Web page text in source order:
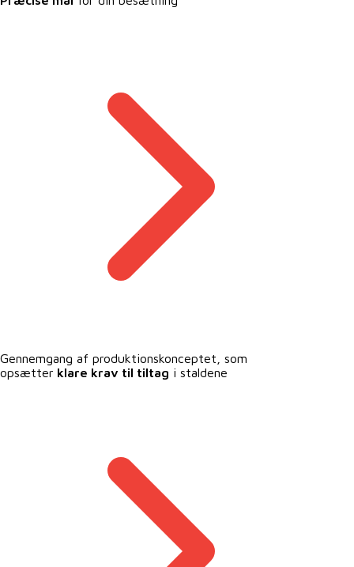
Gennemgang af produktionskonceptet, som
opsætter klare krav til tiltag i staldene